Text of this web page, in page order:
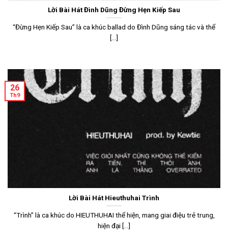
Lời Bài Hát Đình Dũng Đừng Hẹn Kiếp Sau
“Đừng Hẹn Kiếp Sau” là ca khúc ballad do Đình Dũng sáng tác và thể
[...]
Lời Bài Hát Hieuthuhai Trình
“Trình” là ca khúc do HIEUTHUHAI thể hiện, mang giai điệu trẻ trung,
hiện đại [...]
26
Th9